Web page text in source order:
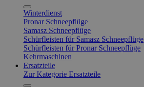
Winterdienst
Pronar Schneepflüge
Samasz Schneepflüge
Schürfleisten für Samasz Schneepflüge
Schürfleisten für Pronar Schneepflüge
Kehrmaschinen
Ersatzteile
Zur Kategorie Ersatzteile